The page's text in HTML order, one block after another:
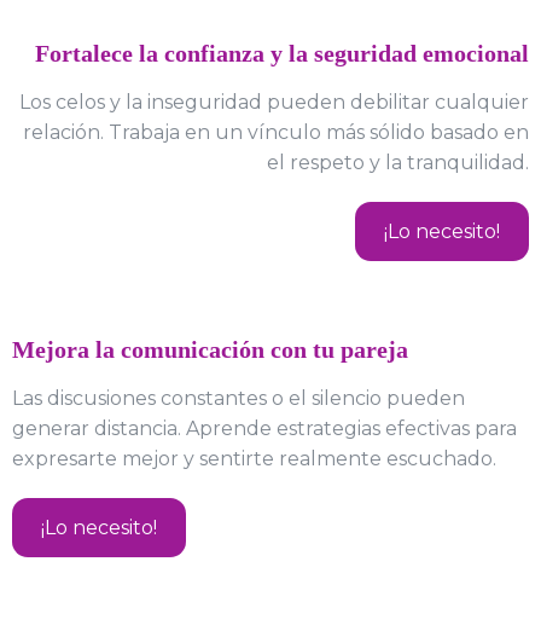
Fortalece la confianza y la seguridad emocional
Los celos y la inseguridad pueden debilitar cualquier
relación. Trabaja en un vínculo más sólido basado en
el respeto y la tranquilidad.
¡Lo necesito!
Mejora la comunicación con tu pareja
Las discusiones constantes o el silencio pueden
generar distancia. Aprende estrategias efectivas para
expresarte mejor y sentirte realmente escuchado.
¡Lo necesito!